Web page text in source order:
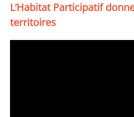
L’Habitat Participatif
territoires